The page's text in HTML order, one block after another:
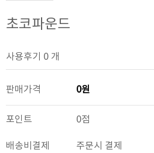
초코파운드
사용후기 0 개
판매가격 0원
포인트
0점
배송비결제
주문시 결제